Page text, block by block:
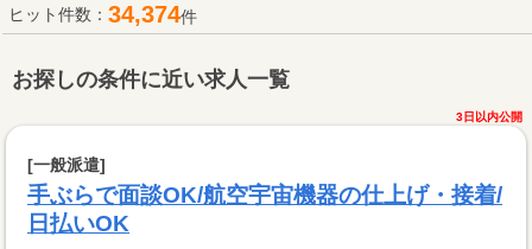
ヒット件数： 34,374件
お探しの条件に近い求人一覧
3日以内公開
[一般派遣]
手ぶらで面談OK/航空宇宙機器の仕上げ・接着/
日払いOK